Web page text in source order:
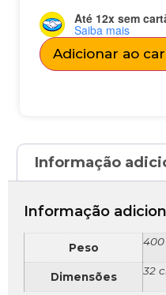
Até 12x sem
Saiba mais
Adicionar ao
Informação
Informação
Peso
Dimensões 32